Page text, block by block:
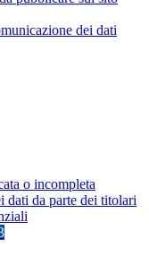
dei dati
o incompleta
dati da parte dei titolari